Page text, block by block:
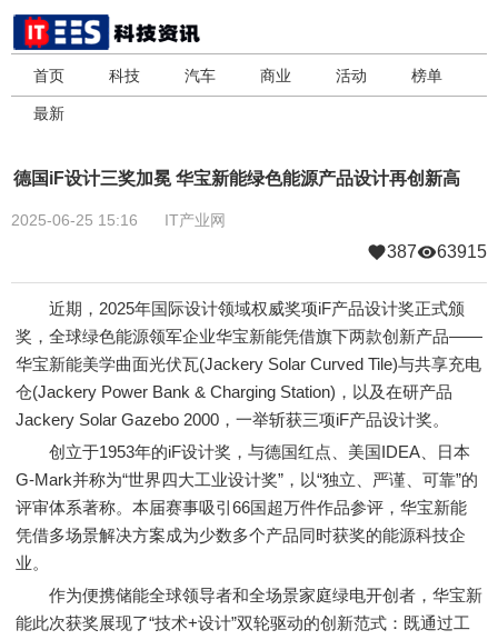
首页 科技 汽车 商业 活动 榜单
最新
德国iF设计三奖加冕 华宝新能绿色能源产品设计再创新高
2025-06-25 15:16 IT产业网
387 63915
近期，2025年国际设计领域权威奖项iF产品设计奖正式颁
奖，全球绿色能源领军企业华宝新能凭借旗下两款创新产品——
华宝新能美学曲面光伏瓦(Jackery Solar Curved Tile)与共享充电
仓(Jackery Power Bank & Charging Station)，以及在研产品
Jackery Solar Gazebo 2000，一举斩获三项iF产品设计奖。
创立于1953年的iF设计奖，与德国红点、美国IDEA、日本
G-Mark并称为“世界四大工业设计奖”，以“独立、严谨、可靠”的
评审体系著称。本届赛事吸引66国超万件作品参评，华宝新能
凭借多场景解决方案成为少数多个产品同时获奖的能源科技企
业。
作为便携储能全球领导者和全场景家庭绿电开创者，华宝新
能此次获奖展现了“技术+设计”双轮驱动的创新范式：既通过工